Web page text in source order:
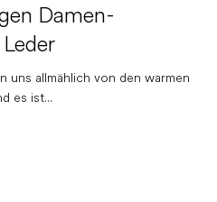
Damen-
uns allmählich von den warmen
es ist...